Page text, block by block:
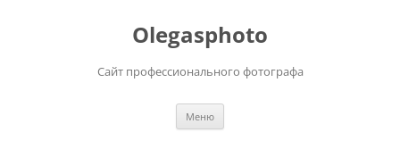
Olegasphoto
Сайт профессионального фотографа
Меню